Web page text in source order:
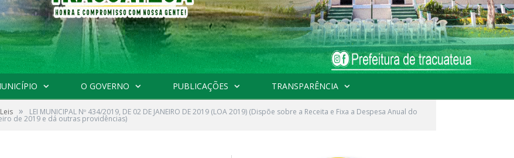
O GOVERNO PUBLICAÇÕES TRANSPARÊNCIA
Leis » LEI MUNICIPAL Nº 434/2019, DE 02 DE JANEIRO DE 2019 (LOA 2019) (Dispõe sobre a Receita e Fixa a Despesa Anual do
de 2019 e dá outras providências)